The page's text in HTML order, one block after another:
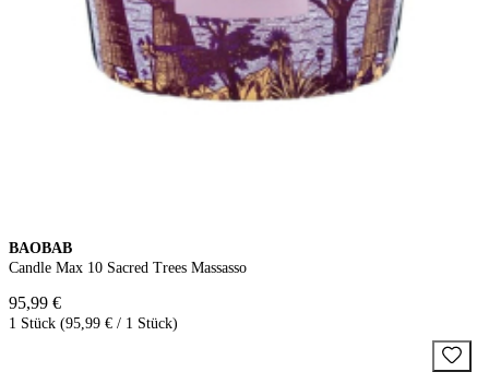
BAOBAB
Candle Max 10 Sacred Trees Massasso
95,99 €
1 Stück (95,99 € / 1 Stück)